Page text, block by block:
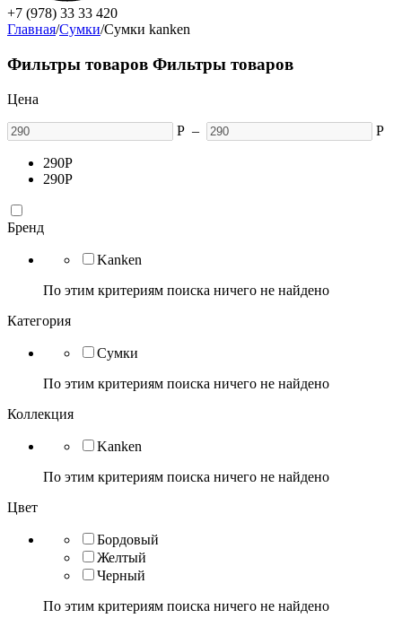
+7 (978) 33 33 420
Главная/Сумки/Сумки kanken
Фильтры товаров Фильтры товаров
Цена
Р – Р
290Р
290Р
Бренд
Kanken
По этим критериям поиска ничего не найдено
Категория
Сумки
По этим критериям поиска ничего не найдено
Коллекция
Kanken
По этим критериям поиска ничего не найдено
Цвет
Бордовый
Желтый
Черный
По этим критериям поиска ничего не найдено